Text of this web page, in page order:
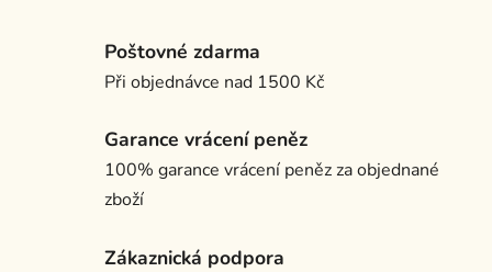
Poštovné zdarma
Při objednávce nad 1500 Kč
Garance vrácení peněz
100% garance vrácení peněz za objednané
zboží
Zákaznická podpora